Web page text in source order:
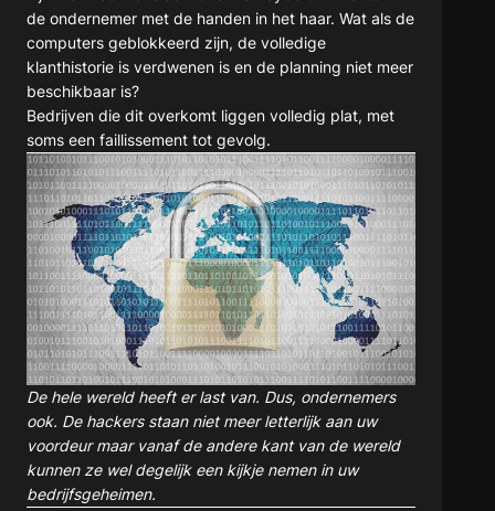
de ondernemer met de handen in het haar. Wat als de
computers geblokkeerd zijn, de volledige
klanthistorie is verdwenen is en de planning niet meer
beschikbaar is?
Bedrijven die dit overkomt liggen volledig plat, met
soms een faillissement tot gevolg.
De hele wereld heeft er last van. Dus, ondernemers
ook. De hackers staan niet meer letterlijk aan uw
voordeur maar vanaf de andere kant van de wereld
kunnen ze wel degelijk een kijkje nemen in uw
bedrijfsgeheimen.